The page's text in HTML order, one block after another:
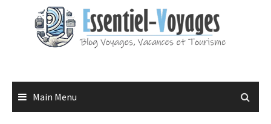
Main Menu